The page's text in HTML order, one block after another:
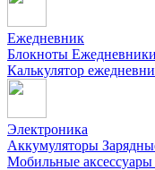
Ежедневник
Блокноты Ежедневники
Калькулятор
Электроника
Аккумуляторы
Мобильные аксессуары